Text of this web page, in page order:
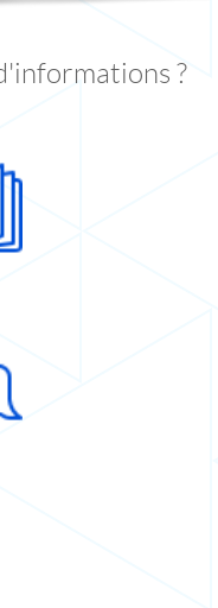
?